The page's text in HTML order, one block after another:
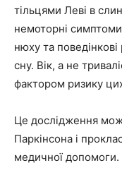
тільцями Леві в
немоторні
нюху та
сну. Вік, а не
фактором ризику
Це дослідження
Паркінсона і
медичної допомоги.